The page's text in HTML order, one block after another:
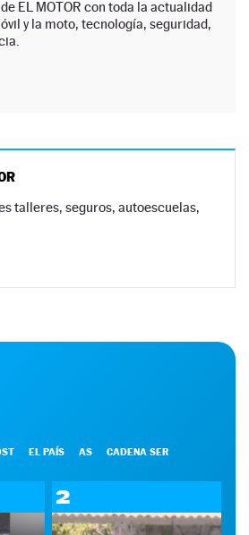
EL MOTOR con toda la actualidad
y la moto, tecnología, seguridad,
talleres, seguros, autoescuelas,
EL PAÍS AS CADENA SER
2